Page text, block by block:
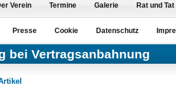
Verein Termine Galerie Rat und Tat
Presse Cookie Datenschutz
bei Vertragsanbahnung